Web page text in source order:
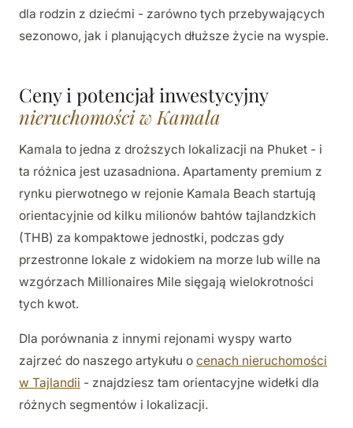
dla rodzin z dziećmi - zarówno tych przebywających
sezonowo, jak i planujących dłuższe życie na wyspie.
Ceny i potencjał inwestycyjny
nieruchomości w Kamala
Kamala to jedna z droższych lokalizacji na Phuket - i
ta różnica jest uzasadniona. Apartamenty premium z
rynku pierwotnego w rejonie Kamala Beach startują
orientacyjnie od kilku milionów bahtów tajlandzkich
(THB) za kompaktowe jednostki, podczas gdy
przestronne lokale z widokiem na morze lub wille na
wzgórzach Millionaires Mile sięgają wielokrotności
tych kwot.
Dla porównania z innymi rejonami wyspy warto
zajrzeć do naszego artykułu o cenach nieruchomości
w Tajlandii - znajdziesz tam orientacyjne widełki dla
różnych segmentów i lokalizacji.